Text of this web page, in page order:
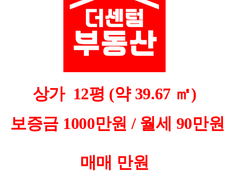
상가 12평 (약 39.67 ㎡)
보증금 1000만원 / 월세 90만원
매매 만원